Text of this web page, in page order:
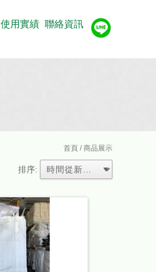
使用實績 聯絡資訊
首頁 / 商品展示
排序: